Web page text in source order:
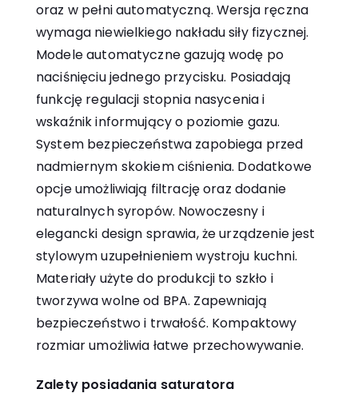
oraz w pełni automatyczną. Wersja ręczna
wymaga niewielkiego nakładu siły fizycznej.
Modele automatyczne gazują wodę po
naciśnięciu jednego przycisku. Posiadają
funkcję regulacji stopnia nasycenia i
wskaźnik informujący o poziomie gazu.
System bezpieczeństwa zapobiega przed
nadmiernym skokiem ciśnienia. Dodatkowe
opcje umożliwiają filtrację oraz dodanie
naturalnych syropów. Nowoczesny i
elegancki design sprawia, że urządzenie jest
stylowym uzupełnieniem wystroju kuchni.
Materiały użyte do produkcji to szkło i
tworzywa wolne od BPA. Zapewniają
bezpieczeństwo i trwałość. Kompaktowy
rozmiar umożliwia łatwe przechowywanie.
Zalety posiadania saturatora